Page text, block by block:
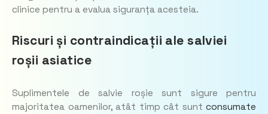
clinice pentru a evalua siguranța acesteia.
Riscuri și contraindicații ale salviei
roșii asiatice
Suplimentele de salvie roșie sunt sigure pentru
majoritatea oamenilor, atât timp cât sunt consumate